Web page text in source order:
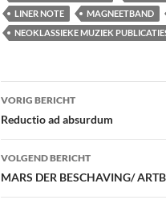
LINER NOTE
MAGNEETBAND
NEOKLASSIEKE MUZIEK
Bericht
navigatie
VORIG BERICHT
Reductio ad absurdum
VOLGEND BERICHT
MARS DER BESCHAVING/